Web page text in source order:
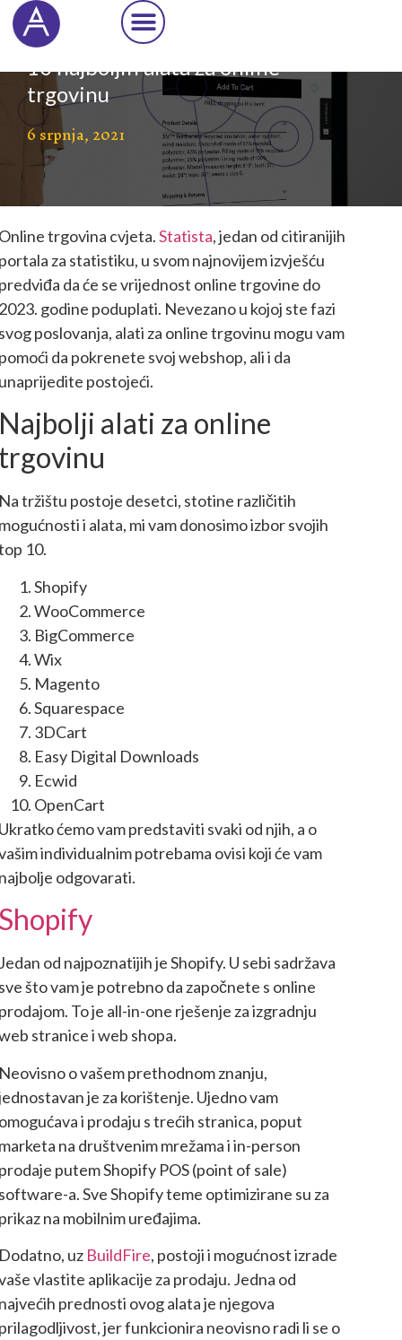
Cookie Settings
10 najboljih alata za online
trgovinu
6 srpnja, 2021
trgovina cvjeta.Statista, jedan od citiranijih
za statistiku, u svom najnovijem izvješću
da će se vrijednost online trgovine do
godine poduplati. Nevezano u kojoj ste fazi
poslovanja, alati za online trgovinu mogu vam
da pokrenete svoj webshop, ali i da
postojeći.
alati za online
tržištu postoje desetci, stotine različitih
i alata, mi vam donosimo izbor svojih
10.
Shopify
WooCommerce
BigCommerce
Wix
Magento
Squarespace
3DCart
Easy Digital Downloads
Ecwid
OpenCart
ćemo vam predstaviti svaki od njih, a o
individualnim potrebama ovisi koji će vam
odgovarati.
od najpoznatijih je Shopify. U sebi sadržava
što vam je potrebno da započnete s online
To je all-in-one rješenje za izgradnju
stranice i web shopa.
o vašem prethodnom znanju,
je za korištenje. Ujedno vam
i prodaju s trećih stranica, poput
na društvenim mrežama i in-person
putem Shopify POS (point of sale)
a. Sve Shopify teme optimizirane su za
na mobilnim uređajima.
uz BuildFire, postoji i mogućnost izrade
vlastite aplikacije za prodaju. Jedna od
prednosti ovog alata je njegova
jer funkcionira neovisno radi li se o